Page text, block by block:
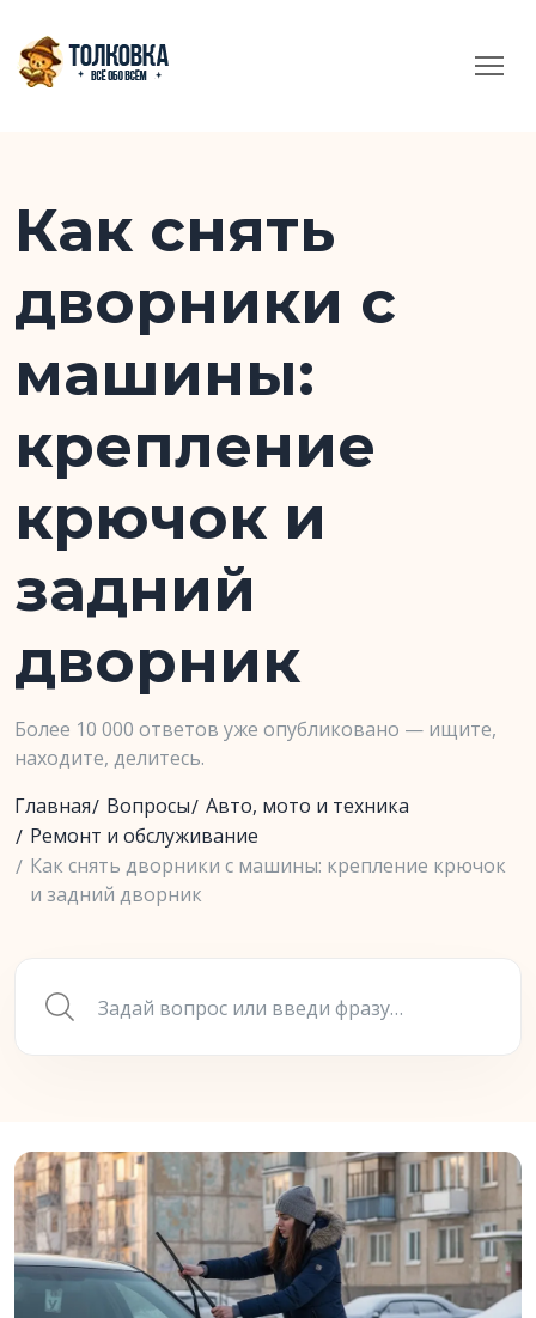
Как снять
дворники с
машины:
крепление
крючок и
задний
дворник
Более 10 000 ответов уже опубликовано — ищите,
находите, делитесь.
Главная
Вопросы
Авто, мото и техника
Ремонт и обслуживание
Как снять дворники с машины: крепление крючок
и задний дворник